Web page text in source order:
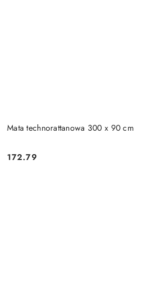
Mata technorattanowa 300 x 90 cm
Cena:
172.79